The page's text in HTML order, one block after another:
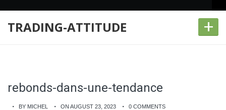
TRADING-ATTITUDE +
rebonds-dans-une-tendance
BY MICHEL ON AUGUST 23, 2023 0 COMMENTS